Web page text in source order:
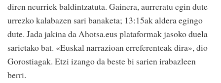
diren neurriek baldintzatuta. Gainera, aurreratu egin dute
urrezko kalabazen sari banaketa; 13:15ak aldera egingo
dute. Jada jakina da Ahotsa.eus plataformak jasoko duela
sarietako bat. «Euskal narrazioan erreferenteak dira», dio
Gorostiagak. Etzi izango da beste bi sarien irabazleen
berri.